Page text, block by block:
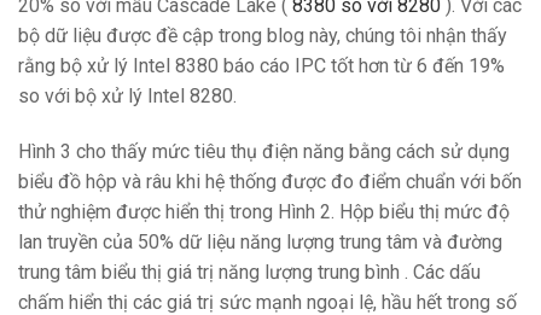
20% ​​so với mẫu Cascade Lake ( 8380 so với 8280 ). Với các
bộ dữ liệu được đề cập trong blog này, chúng tôi nhận thấy
rằng bộ xử lý Intel 8380 báo cáo IPC tốt hơn từ 6 đến 19%
so với bộ xử lý Intel 8280.
Hình 3 cho thấy mức tiêu thụ điện năng bằng cách sử dụng
biểu đồ hộp và râu khi hệ thống được đo điểm chuẩn với bốn
thử nghiệm được hiển thị trong Hình 2. Hộp biểu thị mức độ
lan truyền của 50% dữ liệu năng lượng trung tâm và đường
trung tâm biểu thị giá trị năng lượng trung bình . Các dấu
chấm hiển thị các giá trị sức mạnh ngoại lệ, hầu hết trong số